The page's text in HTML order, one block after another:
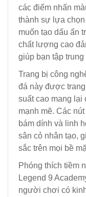
các điểm nhấn
thành sự lựa
muốn tạo dấu ấn
chất lượng cao
giúp bạn tập
Trang bị công
đá này được
suất cao mang lại
mạnh mẽ. Các
bám dính và linh
sân cỏ nhân tạo,
sắc trên mọi bề
Phóng thích tiềm
Legend 9
người chơi có